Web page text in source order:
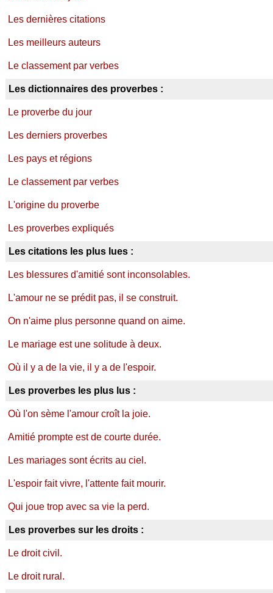
Les dernières citations
Les meilleurs auteurs
Le classement par verbes
Les dictionnaires des proverbes :
Le proverbe du jour
Les derniers proverbes
Les pays et régions
Le classement par verbes
L'origine du proverbe
Les proverbes expliqués
Les citations les plus lues :
Les blessures d'amitié sont inconsolables.
L'amour ne se prédit pas, il se construit.
On n'aime plus personne quand on aime.
Le mariage est une solitude à deux.
Où il y a de la vie, il y a de l'espoir.
Les proverbes les plus lus :
Où l'on sème l'amour croît la joie.
Amitié prompte est de courte durée.
Les mariages sont écrits au ciel.
L'espoir fait vivre, l'attente fait mourir.
Qui joue trop avec sa vie la perd.
Les proverbes sur les droits :
Le droit civil.
Le droit rural.